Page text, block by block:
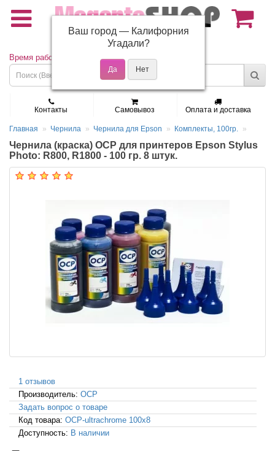
(495) 150-01-37
Время работы: Пн - Пт 9:30 - 19:00
Контакты Самовывоз Оплата и доставка
Главная Чернила Чернила для Epson Комплекты, 100гр.
Чернила (краска) OCP для принтеров Epson Stylus
Photo: R800, R1800 - 100 гр. 8 штук.
1 отзывов
Производитель: OCP
Задать вопрос о товаре
Код товара: OCP-ultrachrome 100x8
Доступность: В наличии
Ваш город — Калифорния
Угадали?